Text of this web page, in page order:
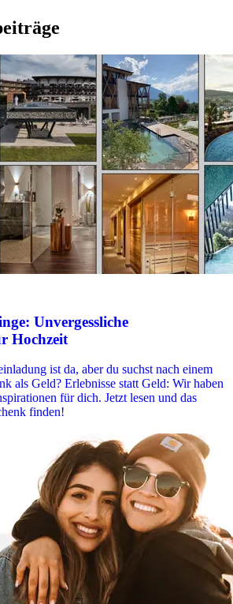
Unvergessliche
Hochzeit
ist da, aber du suchst nach einem
als Geld? Erlebnisse statt Geld: Wir haben
für dich. Jetzt lesen und das
finden!